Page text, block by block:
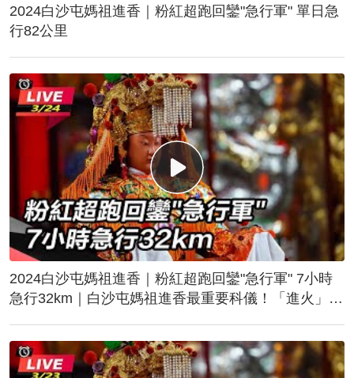
2024白沙屯媽祖進香｜粉紅超跑回鑾"急行軍" 單日急
行82公里
2024白沙屯媽祖進香｜粉紅超跑回鑾"急行軍" 7小時
急行32km｜白沙屯媽祖進香最重要科儀！「進火」儀